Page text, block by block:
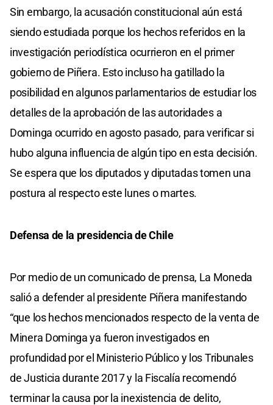
Sin embargo, la acusación constitucional aún está
siendo estudiada porque los hechos referidos en la
investigación periodística ocurrieron en el primer
gobierno de Piñera. Esto incluso ha gatillado la
posibilidad en algunos parlamentarios de estudiar los
detalles de la aprobación de las autoridades a
Dominga ocurrido en agosto pasado, para verificar si
hubo alguna influencia de algún tipo en esta decisión.
Se espera que los diputados y diputadas tomen una
postura al respecto este lunes o martes.
Defensa de la presidencia de Chile
Por medio de un comunicado de prensa, La Moneda
salió a defender al presidente Piñera manifestando
“que los hechos mencionados respecto de la venta de
Minera Dominga ya fueron investigados en
profundidad por el Ministerio Público y los Tribunales
de Justicia durante 2017 y la Fiscalía recomendó
terminar la causa por la inexistencia de delito,